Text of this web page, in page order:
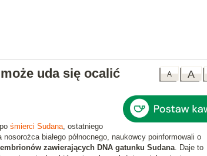
A
A
uda się ocalić
śmierci Sudana, ostatniego
białego północnego, naukowcy poinformowali o
zawierających DNA gatunku Sudana. Daje to